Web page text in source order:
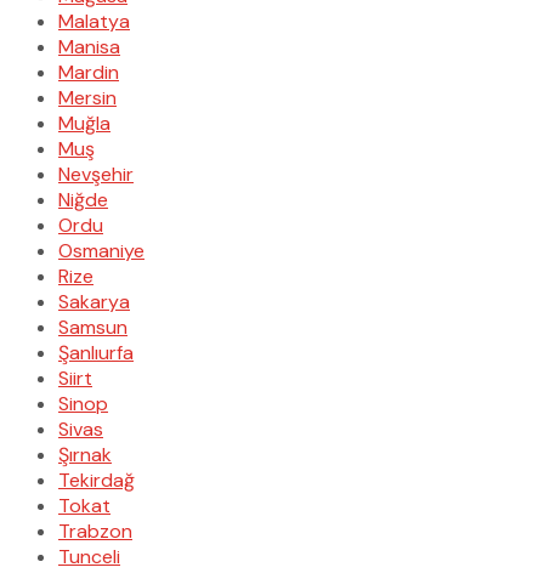
Malatya
Manisa
Mardin
Mersin
Muğla
Muş
Nevşehir
Niğde
Ordu
Osmaniye
Rize
Sakarya
Samsun
Şanlıurfa
Siirt
Sinop
Sivas
Şırnak
Tekirdağ
Tokat
Trabzon
Tunceli